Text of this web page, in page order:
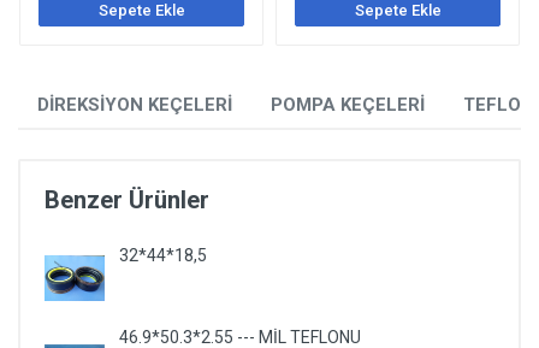
DİREKSİYON KEÇELERİ POMPA KEÇELERİ
Benzer Ürünler
32*44*18,5
46.9*50.3*2.55 --- MİL TEFLONU
Sepete Ekle Sepete Ekle